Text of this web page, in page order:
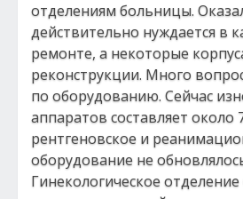
отделениям больницы.
действительно нуждается в
ремонте, а некоторые
реконструкции. Много
по оборудованию. Сейчас
аппаратов составляет около
рентгеновское и
оборудование не
Гинекологическое